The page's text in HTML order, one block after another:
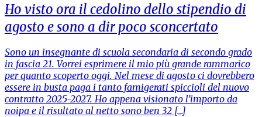
Ho visto ora il cedolino dello stipendio di
agosto e sono a dir poco sconcertato
Sono un insegnante di scuola secondaria di secondo grado
in fascia 21. Vorrei esprimere il mio più grande rammarico
per quanto scoperto oggi. Nel mese di agosto ci dovrebbero
essere in busta paga i tanto famigerati spiccioli del nuovo
contratto 2025-2027. Ho appena visionato l’importo da
noipa e il risultato al netto sono ben 32 […]